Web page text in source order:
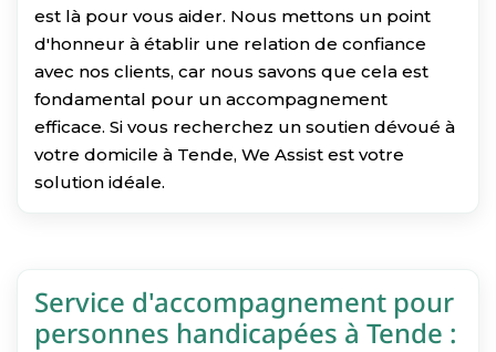
est là pour vous aider. Nous mettons un point
d'honneur à établir une relation de confiance
avec nos clients, car nous savons que cela est
fondamental pour un accompagnement
efficace. Si vous recherchez un soutien dévoué à
votre domicile à Tende, We Assist est votre
solution idéale.
Service d'accompagnement pour
personnes handicapées à Tende :